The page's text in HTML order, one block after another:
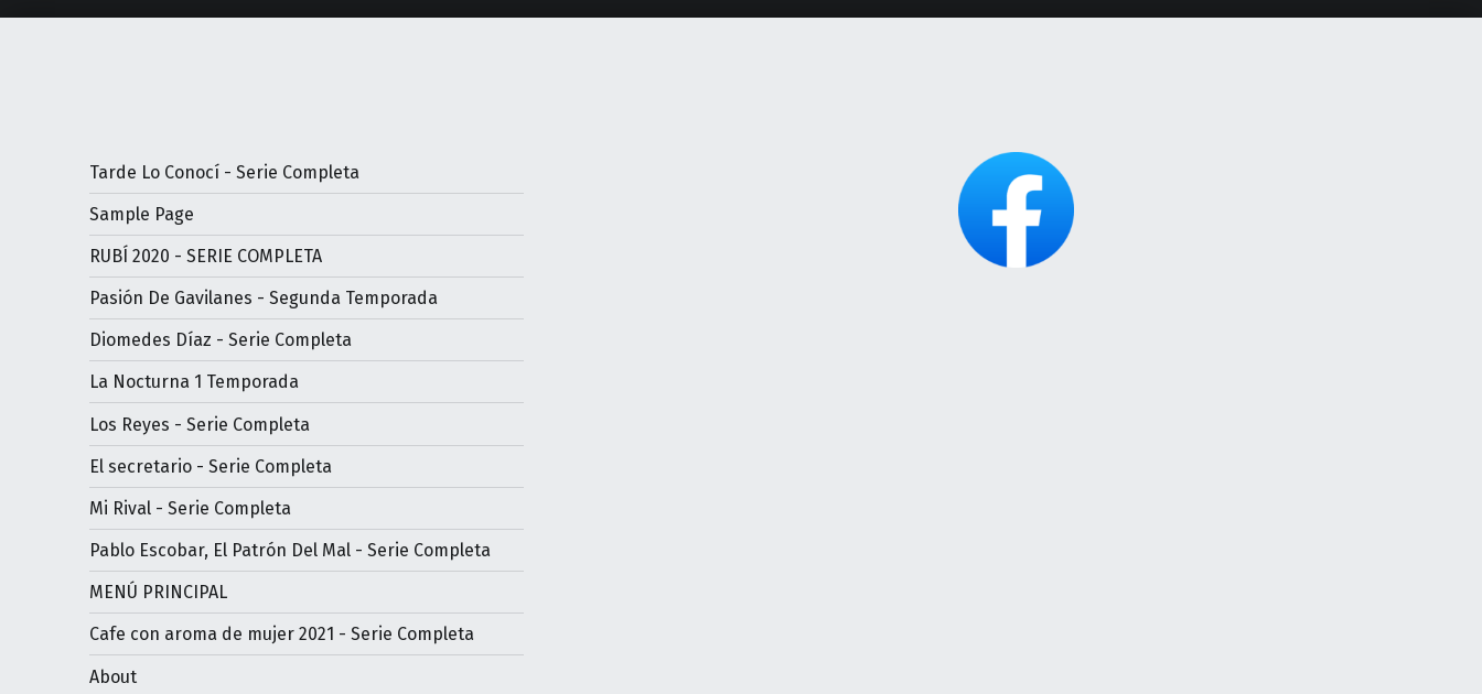
Tarde Lo Conocí - Serie Completa
Sample Page
RUBÍ 2020 - SERIE COMPLETA
Pasión De Gavilanes - Segunda Temporada
Diomedes Díaz - Serie Completa
La Nocturna 1 Temporada
Los Reyes - Serie Completa
El secretario - Serie Completa
Mi Rival - Serie Completa
Pablo Escobar, El Patrón Del Mal - Serie Completa
MENÚ PRINCIPAL
Cafe con aroma de mujer 2021 - Serie Completa
About